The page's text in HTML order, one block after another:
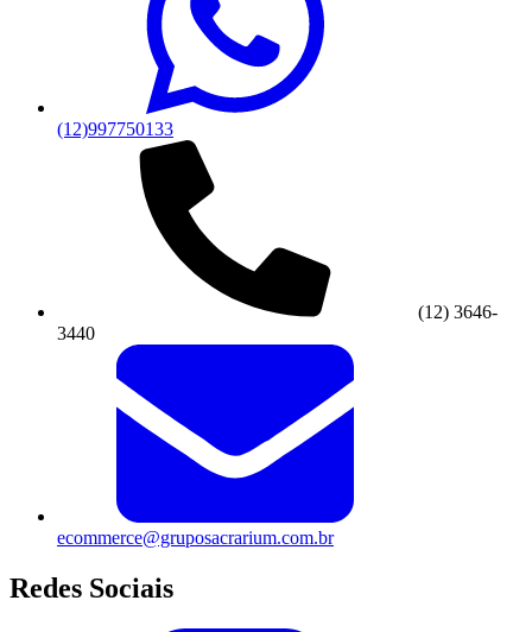
(12)997750133
(12) 3646-
3440
ecommerce@gruposacrarium.com.br
Redes Sociais